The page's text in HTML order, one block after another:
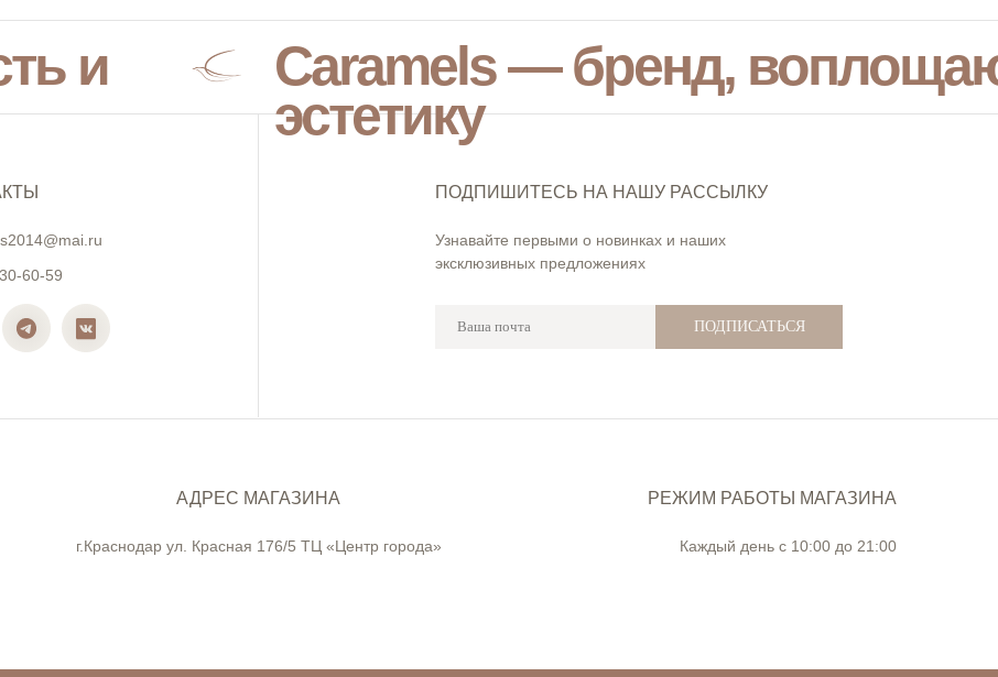
60-59
ПОДПИШИТЕСЬ НА НАШУ РАССЫЛКУ
Узнавайте первыми о новинках и наших
эксклюзивных предложениях
ПОДПИСАТЬСЯ
АДРЕС МАГАЗИНА
г.Краснодар ул. Красная 176/5 ТЦ «Центр города»
РЕЖИМ РАБОТЫ МАГАЗИНА
Каждый день с 10:00 до 21:00
Caramels — бренд,
эстетику
и